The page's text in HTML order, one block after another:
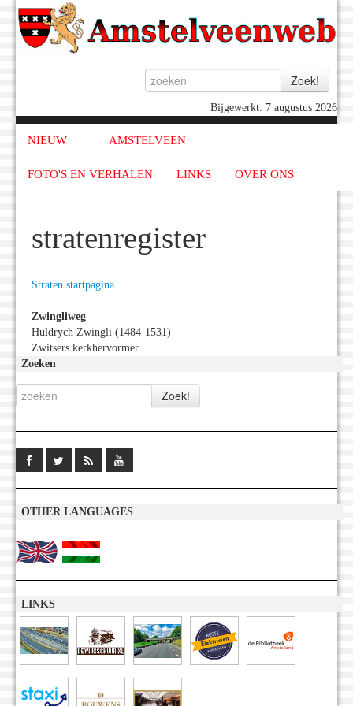
Bijgewerkt: 7 augustus 2026
NIEUW AMSTELVEEN
FOTO'S EN VERHALEN LINKS OVER ONS
stratenregister
Straten startpagina
Zwingliweg
Huldrych Zwingli (1484-1531)
Zwitsers kerkhervormer.
Zoeken
OTHER LANGUAGES
LINKS